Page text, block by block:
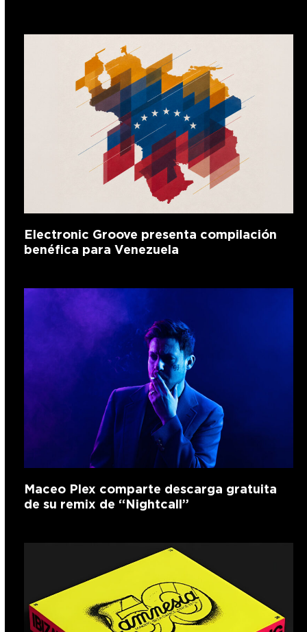
Electronic Groove presenta compilación
benéfica para Venezuela
Maceo Plex comparte descarga gratuita
de su remix de “Nightcall”